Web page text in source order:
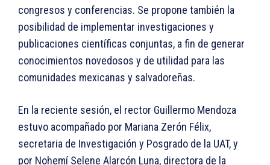
congresos y conferencias. Se propone también la
posibilidad de implementar investigaciones y
publicaciones científicas conjuntas, a fin de generar
conocimientos novedosos y de utilidad para las
comunidades mexicanas y salvadoreñas.
En la reciente sesión, el rector Guillermo Mendoza
estuvo acompañado por Mariana Zerón Félix,
secretaria de Investigación y Posgrado de la UAT, y
por Nohemí Selene Alarcón Luna, directora de la